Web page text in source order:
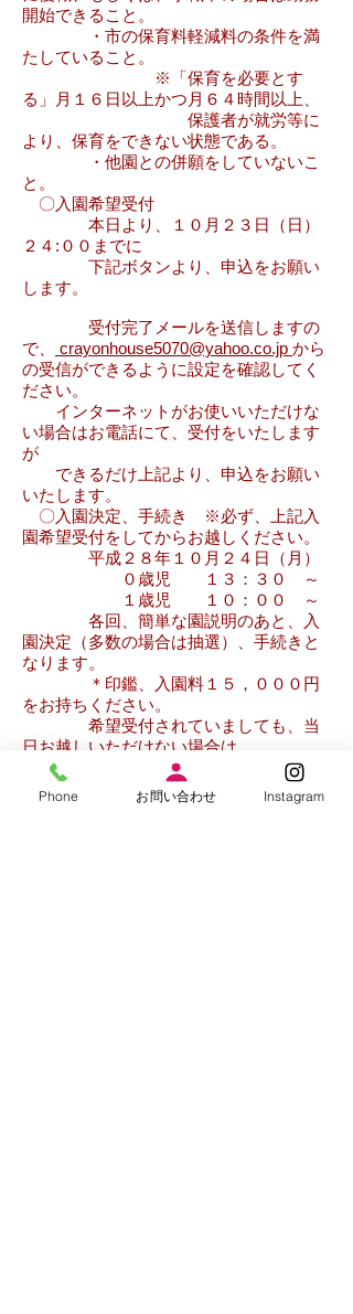
開始できること。
・市の保育料軽減料の条件を満
たしていること。
※「保育を必要とす
る」月１６日以上かつ月６４時間以上、
保護者が就労等に
より、保育をできない状態である。
・他園との併願をしていないこ
と。
〇入園希望受付
本日より、１０月２３日（日）
２４:００までに
下記ボタンより、申込をお願い
します。
受付完了メールを送信しますの
で、
crayonhouse5070@yahoo.co.jp から
の受信ができるように設定を確認してく
ださい。
インターネットがお使いいただけな
い場合はお電話にて、受付をいたします
が
できるだけ上記より、申込をお願い
いたします。
〇入園決定、手続き ※必ず、上記入
園希望受付をしてからお越しください。
平成２８年１０月２４日（月）
０歳児 １３：３０ ～
１歳児 １０：００ ～
各回、簡単な園説明のあと、入
園決定（多数の場合は抽選）、手続きと
なります。
＊印鑑、入園料１５，０００円
をお持ちください。
希望受付されていましても、当
日お越しいただけない場合は、
入園希望は取消とさせていただ
きます。
なお、当園への入園決定後、キ
Phone お問い合わせ Instagram